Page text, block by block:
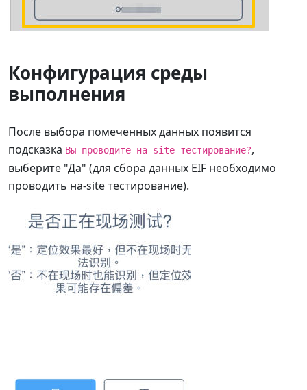
Конфигурация среды
выполнения
После выбора помеченных данных появится
подсказка Вы проводите на-site тестирование?,
выберите "Да" (для сбора данных EIF необходимо
проводить на-site тестирование).